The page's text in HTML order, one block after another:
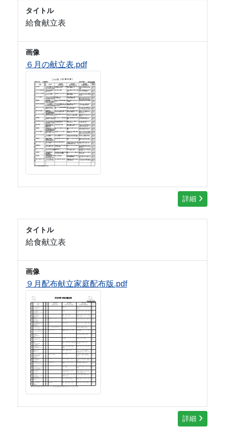
タイトル
給食献立表
画像
６月の献立表.pdf
詳細
タイトル
給食献立表
画像
９月配布献立家庭配布版.pdf
詳細